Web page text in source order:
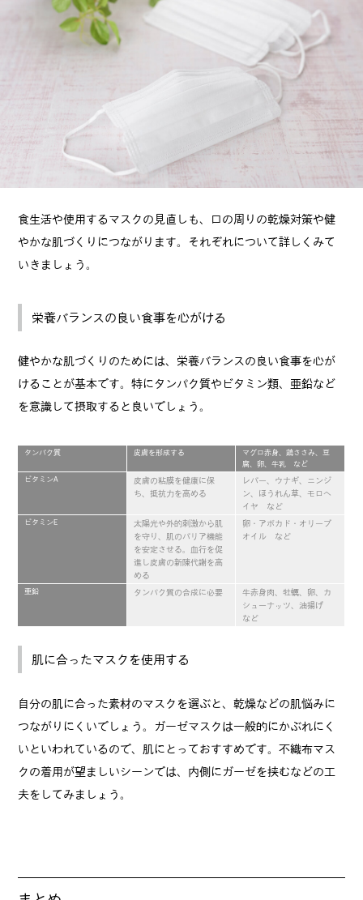
食生活や使用するマスクの見直しも、口の周りの乾燥対策や健
やかな肌づくりにつながります。それぞれについて詳しくみて
いきましょう。
栄養バランスの良い食事を心がける
健やかな肌づくりのためには、栄養バランスの良い食事を心が
けることが基本です。特にタンパク質やビタミン類、亜鉛など
を意識して摂取すると良いでしょう。
タンパク質 皮膚を形成する
マグロ赤身、鶏ささみ、豆
腐、卵、牛乳 など
ビタミンA
皮膚の粘膜を健康に保
ち、抵抗力を高める
レバー、ウナギ、ニンジ
ン、ほうれん草、モロヘ
イヤ など
ビタミンE
太陽光や外的刺激から肌
を守り、肌のバリア機能
を安定させる。血行を促
進し皮膚の新陳代謝を高
める
卵・アボカド・オリーブ
オイル など
亜鉛 タンパク質の合成に必要
牛赤身肉、牡蠣、卵、カ
シューナッツ、油揚げ
など
肌に合ったマスクを使用する
自分の肌に合った素材のマスクを選ぶと、乾燥などの肌悩みに
つながりにくいでしょう。ガーゼマスクは一般的にかぶれにく
いといわれているので、肌にとっておすすめです。不織布マス
クの着用が望ましいシーンでは、内側にガーゼを挟むなどの工
夫をしてみましょう。